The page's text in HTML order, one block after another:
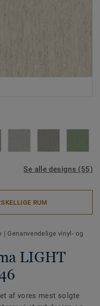
Se alle designs (55)
RUM
| Genanvendelige vinyl- og
LIGHT
af vores mest solgte